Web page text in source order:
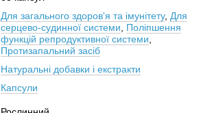
Для загального здоров'я та імунітету, Для
серцево-судинної системи
Поліпшення
функцій репродуктивної системи
Протизапальний засіб
Натуральні добавки і екстракти
Капсули